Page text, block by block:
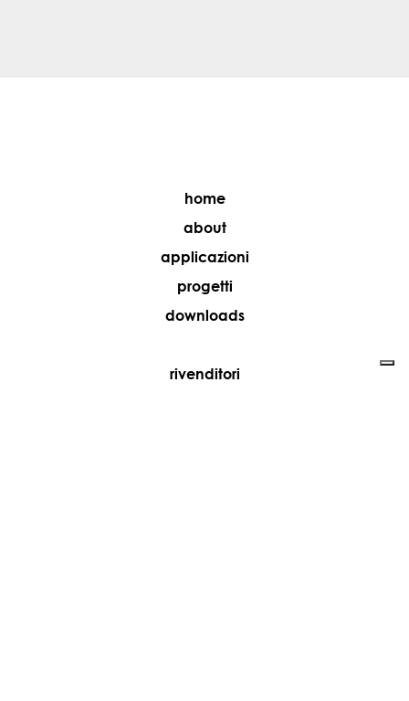
home
about
applicazioni
progetti
downloads
rivenditori